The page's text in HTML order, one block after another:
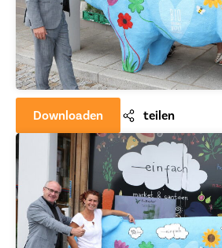
Downloaden teilen